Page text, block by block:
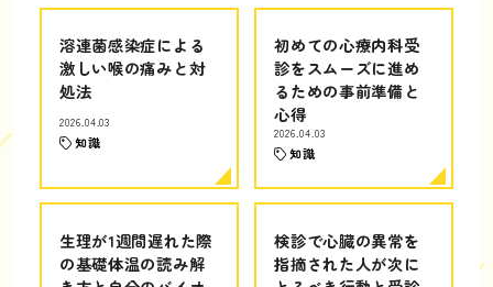
溶連菌感染症による
激しい喉の痛みと対
処法
2026.04.03
知識
初めての心療内科受
診をスムーズに進め
るための事前準備と
心得
2026.04.03
知識
生理が1週間遅れた際
の基礎体温の読み解
検診で心臓の異常を
指摘された人が次に